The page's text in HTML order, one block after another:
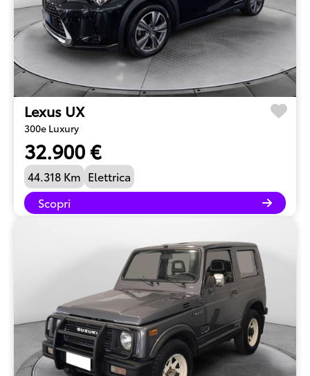
Lexus UX
300e Luxury
32.900 €
44.318 Km Elettrica
Scopri